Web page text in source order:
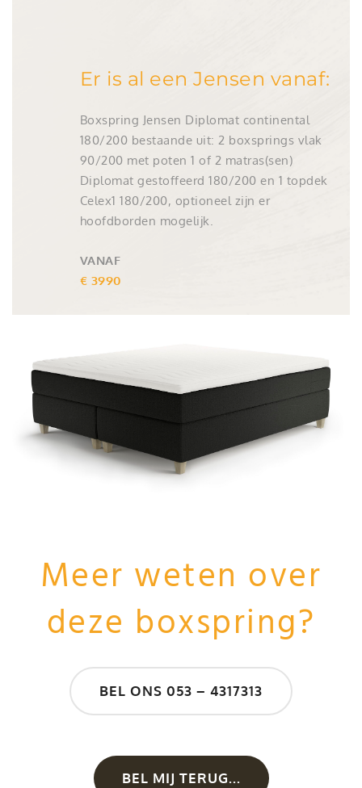
Er is al een Jensen vanaf:
Boxspring Jensen Diplomat continental
180/200 bestaande uit: 2 boxsprings vlak
90/200 met poten 1 of 2 matras(sen)
Diplomat gestoffeerd 180/200 en 1 topdek
Celex1 180/200, optioneel zijn er
hoofdborden mogelijk.
VANAF
€ 3990
Meer weten over
deze boxspring?
BEL ONS 053 – 4317313
BEL MIJ TERUG...